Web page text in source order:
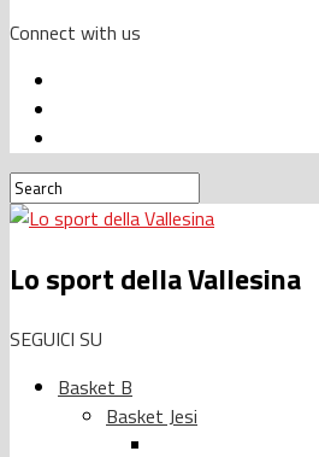
Connect with us
Lo sport della Vallesina
SEGUICI SU
Basket B
Basket Jesi